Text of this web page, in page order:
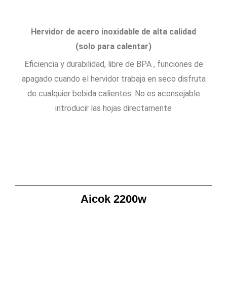
Hervidor de acero inoxidable de alta calidad
(solo para calentar)
Eficiencia y durabilidad, libre de BPA , funciones de
apagado cuando el hervidor trabaja en seco disfruta
de cualquier bebida calientes. No es aconsejable
introducir las hojas directamente
Aicok 2200w